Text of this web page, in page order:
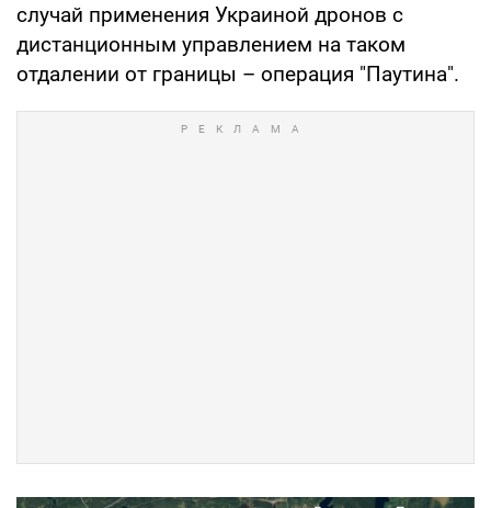
случай применения Украиной дронов с
дистанционным управлением на таком
отдалении от границы – операция "Паутина".